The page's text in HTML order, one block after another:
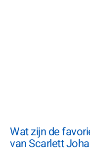
Wat zijn de
van Scarlett